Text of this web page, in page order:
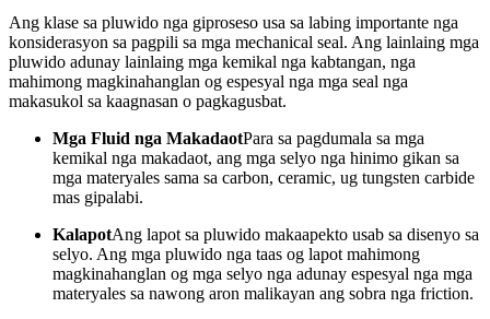
Ang klase sa pluwido nga giproseso usa sa labing importante nga
konsiderasyon sa pagpili sa mga mechanical seal. Ang lainlaing mga
pluwido adunay lainlaing mga kemikal nga kabtangan, nga
mahimong magkinahanglan og espesyal nga mga seal nga
makasukol sa kaagnasan o pagkagusbat.
Mga Fluid nga MakadaotPara sa pagdumala sa mga
kemikal nga makadaot, ang mga selyo nga hinimo gikan sa
mga materyales sama sa carbon, ceramic, ug tungsten carbide
mas gipalabi.
KalapotAng lapot sa pluwido makaapekto usab sa disenyo sa
selyo. Ang mga pluwido nga taas og lapot mahimong
magkinahanglan og mga selyo nga adunay espesyal nga mga
materyales sa nawong aron malikayan ang sobra nga friction.